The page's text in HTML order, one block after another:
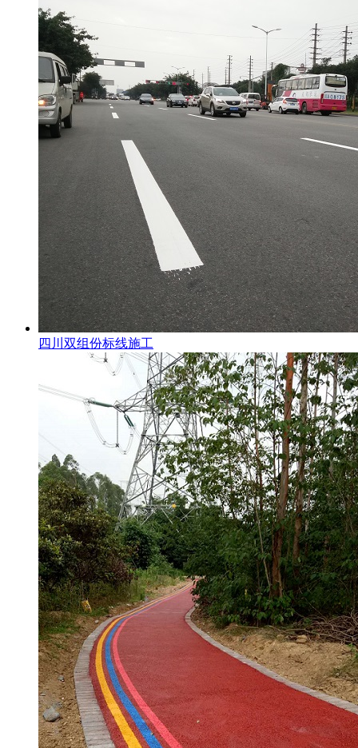
四川双组份标线施工